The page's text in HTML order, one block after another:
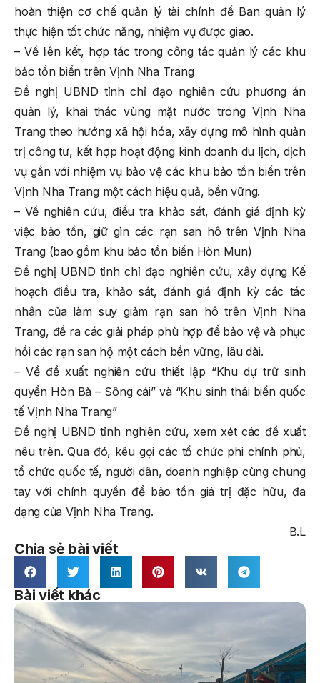
hoàn thiện cơ chế quản lý tài chính để Ban quản lý
thực hiện tốt chức năng, nhiệm vụ được giao.
– Về liên kết, hợp tác trong công tác quản lý các khu
bảo tồn biển trên Vịnh Nha Trang
Đề nghị UBND tỉnh chỉ đạo nghiên cứu phương án
quản lý, khai thác vùng mặt nước trong Vịnh Nha
Trang theo hướng xã hội hóa, xây dựng mô hình quản
trị công tư, kết hợp hoạt động kinh doanh du lịch, dịch
vụ gắn với nhiệm vụ bảo vệ các khu bảo tồn biển trên
Vịnh Nha Trang một cách hiệu quả, bền vững.
– Về nghiên cứu, điều tra khảo sát, đánh giá định kỳ
việc bảo tồn, giữ gìn các rạn san hô trên Vịnh Nha
Trang (bao gồm khu bảo tồn biển Hòn Mun)
Đề nghị UBND tỉnh chỉ đạo nghiên cứu, xây dựng Kế
hoạch điều tra, khảo sát, đánh giá định kỳ các tác
nhân của làm suy giảm rạn san hô trên Vịnh Nha
Trang, đề ra các giải pháp phù hợp để bảo vệ và phục
hồi các rạn san hộ một cách bền vững, lâu dài.
– Về đề xuất nghiên cứu thiết lập “Khu dự trữ sinh
quyển Hòn Bà – Sông cái” và “Khu sinh thái biển quốc
tế Vịnh Nha Trang”
Đề nghị UBND tỉnh nghiên cứu, xem xét các đề xuất
nêu trên. Qua đó, kêu gọi các tổ chức phi chính phủ,
tổ chức quốc tế, người dân, doanh nghiệp cùng chung
tay với chính quyền để bảo tồn giá trị đặc hữu, đa
dạng của Vịnh Nha Trang.
B.L
Chia sẻ bài viết
Bài viết khác